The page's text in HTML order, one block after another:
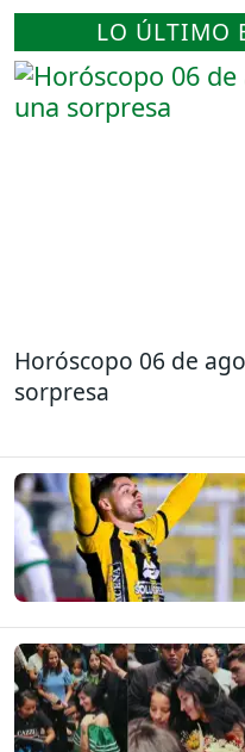
LO ÚLTIMO
Horóscopo 06 de
sorpresa